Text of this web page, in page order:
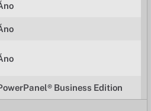
Business Edition